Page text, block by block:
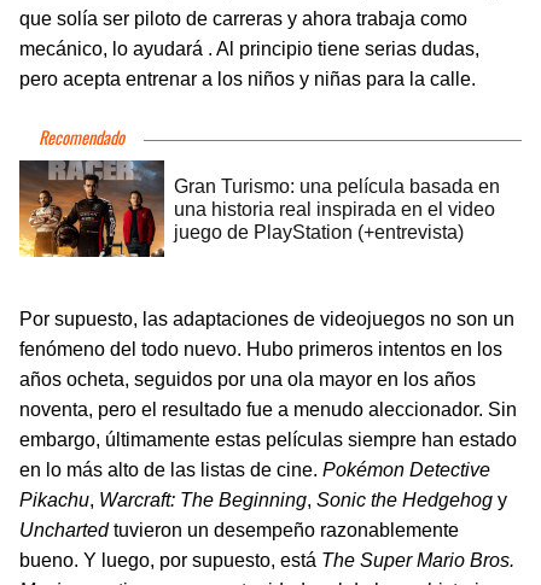
que solía ser piloto de carreras y ahora trabaja como
mecánico, lo ayudará . Al principio tiene serias dudas,
pero acepta entrenar a los niños y niñas para la calle.
Por supuesto, las adaptaciones de videojuegos no son un
fenómeno del todo nuevo. Hubo primeros intentos en los
años ocheta, seguidos por una ola mayor en los años
noventa, pero el resultado fue a menudo aleccionador. Sin
embargo, últimamente estas películas siempre han estado
en lo más alto de las listas de cine. Pokémon Detective
Pikachu, Warcraft: The Beginning, Sonic the Hedgehog y
Unchartedtuvieron un desempeño razonablemente
bueno. Y luego, por supuesto, está The Super Mario Bros.